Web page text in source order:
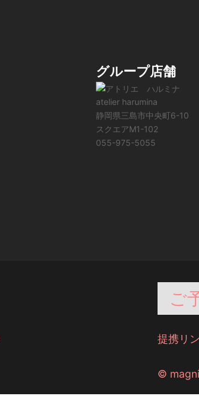
グループ店舗
atelier harumina
静岡県三島市中央町6-10
スクエアM1-102
055-975-5055
ご
提携リ
©